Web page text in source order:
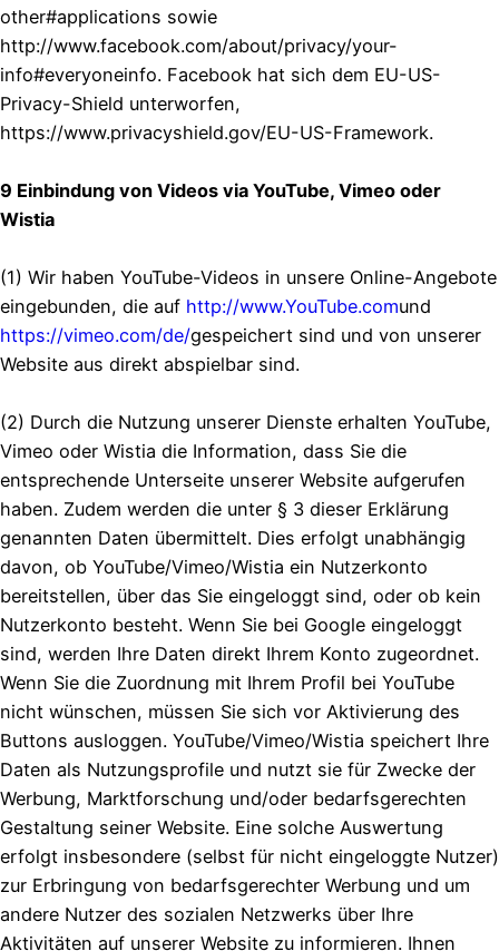
other#applications sowie
http://www.facebook.com/about/privacy/your-
info#everyoneinfo. Facebook hat sich dem EU-US-
Privacy-Shield unterworfen,
https://www.privacyshield.gov/EU-US-Framework.
9 Einbindung von Videos via YouTube, Vimeo oder
Wistia
(1) Wir haben YouTube-Videos in unsere Online-Angebote
eingebunden, die auf http://www.YouTube.comund
https://vimeo.com/de/gespeichert sind und von unserer
Website aus direkt abspielbar sind.
(2) Durch die Nutzung unserer Dienste erhalten YouTube,
Vimeo oder Wistia die Information, dass Sie die
entsprechende Unterseite unserer Website aufgerufen
haben. Zudem werden die unter § 3 dieser Erklärung
genannten Daten übermittelt. Dies erfolgt unabhängig
davon, ob YouTube/Vimeo/Wistia ein Nutzerkonto
bereitstellen, über das Sie eingeloggt sind, oder ob kein
Nutzerkonto besteht. Wenn Sie bei Google eingeloggt
sind, werden Ihre Daten direkt Ihrem Konto zugeordnet.
Wenn Sie die Zuordnung mit Ihrem Profil bei YouTube
nicht wünschen, müssen Sie sich vor Aktivierung des
Buttons ausloggen. YouTube/Vimeo/Wistia speichert Ihre
Daten als Nutzungsprofile und nutzt sie für Zwecke der
Werbung, Marktforschung und/oder bedarfsgerechten
Gestaltung seiner Website. Eine solche Auswertung
erfolgt insbesondere (selbst für nicht eingeloggte Nutzer)
zur Erbringung von bedarfsgerechter Werbung und um
andere Nutzer des sozialen Netzwerks über Ihre
Aktivitäten auf unserer Website zu informieren. Ihnen